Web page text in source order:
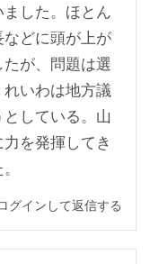
した。ほとん
どに頭が上が
が、問題は選
いわは地方議
している。山
を発揮してき
グインして返信する